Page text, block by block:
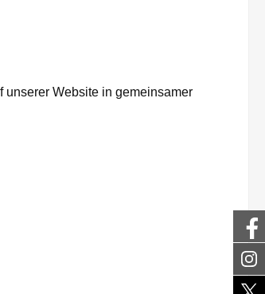
unserer Website in gemeinsamer